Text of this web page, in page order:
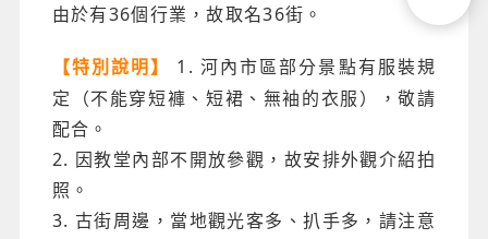
由於有36個行業，故取名36街。
【特別說明】
1. 河內市區部分景點有服裝規
定（不能穿短褲、短裙、無袖的衣服），敬請
配合。
2. 因教堂內部不開放參觀，故安排外觀介紹拍
照。
3. 古街周邊，當地觀光客多、扒手多，請注意